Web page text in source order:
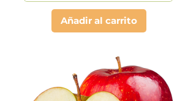
Añadir al carrito